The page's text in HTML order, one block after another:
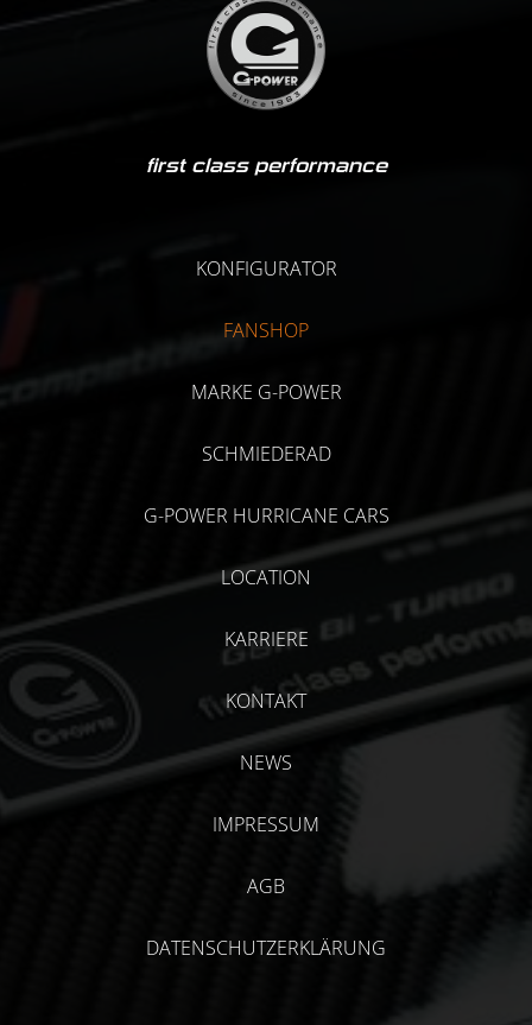
first class performance
KONFIGURATOR
FANSHOP
MARKE G-POWER
SCHMIEDERAD
G-POWER HURRICANE CARS
LOCATION
KARRIERE
KONTAKT
NEWS
IMPRESSUM
AGB
DATENSCHUTZERKLÄRUNG